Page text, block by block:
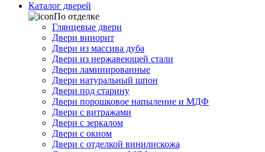
Каталог дверей
По отделке
Глянцевые двери
Двери винорит
Двери из массива дуба
Двери из нержавеющей стали
Двери ламинированные
Двери натуральный шпон
Двери под старину
Двери порошковое напыление и МДФ
Двери с витражами
Двери с зеркалом
Двери с окном
Двери с отделкой винилискожа